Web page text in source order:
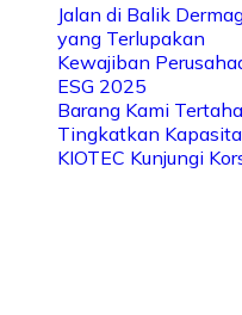
Jalan di Balik
yang Terlupakan
Kewajiban
ESG 2025
Barang Kami
Tingkatkan
KIOTEC Kunjungi